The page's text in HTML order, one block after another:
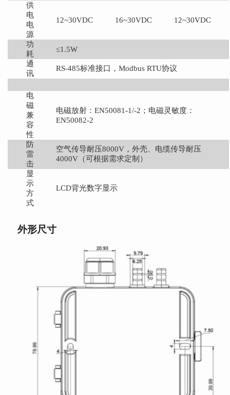
供
电
电
源
12~30VDC 16~30VDC 12~30VDC
功
耗
≤1.5W
通
讯
RS-485标准接口，Modbus RTU协议
电
磁
兼
容
性
电磁放射： EN50081-1/-2；电磁灵敏度：
EN50082-2
防
雷
击
空气传导耐压8000V，外壳、电缆传导耐压
4000V（可根据需求定制）
显
示
方
式
LCD背光数字显示
外形尺寸